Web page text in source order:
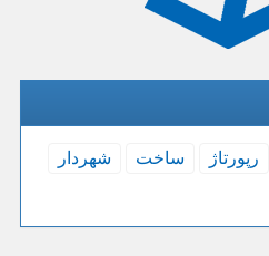
رپورتاژ ساخت
شهردار